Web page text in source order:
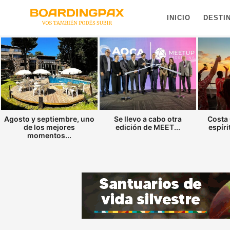
INICIO
Agosto y septiembre, uno
de los mejores
momentos...
Se llevo a cabo otra
edición de MEET...
Costa